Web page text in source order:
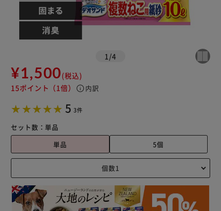
1 /4
¥1,500(税込)
15ポイント （1倍） info 内訳
5 3件
セット数： 単品
単品
5個